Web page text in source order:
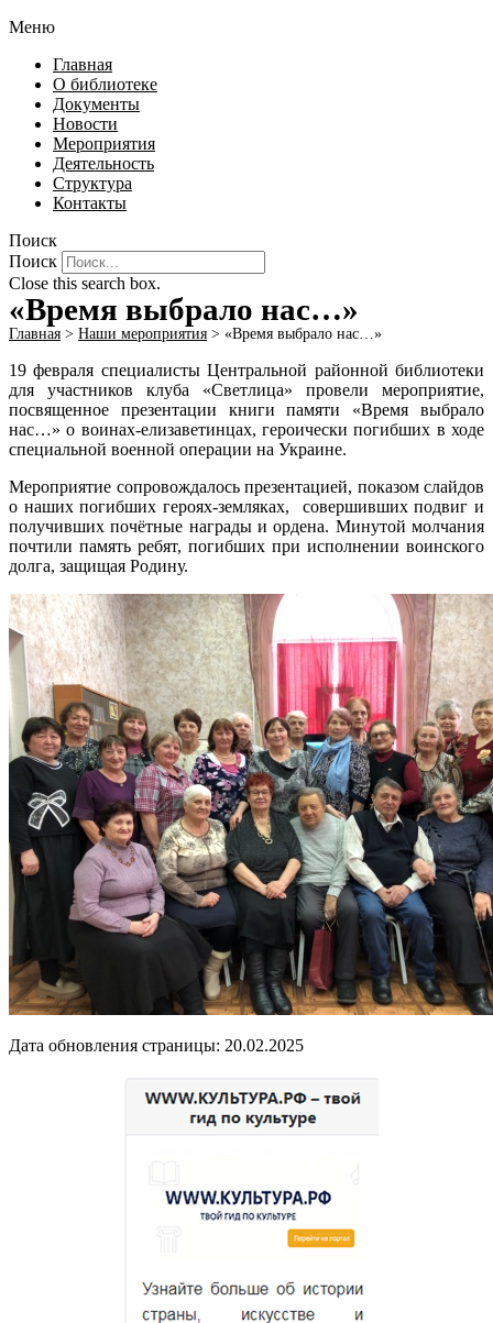
Меню
Главная
О библиотеке
Документы
Новости
Мероприятия
Деятельность
Структура
Контакты
Поиск
Поиск
Close this search box.
«Время выбрало нас…»
Главная > Наши мероприятия > «Время выбрало нас…»
19 февраля специалисты Центральной районной библиотеки
для участников клуба «Светлица» провели мероприятие,
посвященное презентации книги памяти «Время выбрало
нас…» о воинах-елизаветинцах, героически погибших в ходе
специальной военной операции на Украине.
Мероприятие сопровождалось презентацией, показом слайдов
о наших погибших героях-земляках, совершивших подвиг и
получивших почётные награды и ордена. Минутой молчания
почтили память ребят, погибших при исполнении воинского
долга, защищая Родину.
Дата обновления страницы: 20.02.2025